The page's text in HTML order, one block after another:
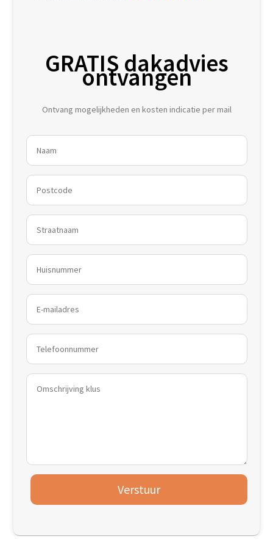
GRATIS dakadvies
ontvangen
Ontvang mogelijkheden en kosten indicatie per mail
Verstuur